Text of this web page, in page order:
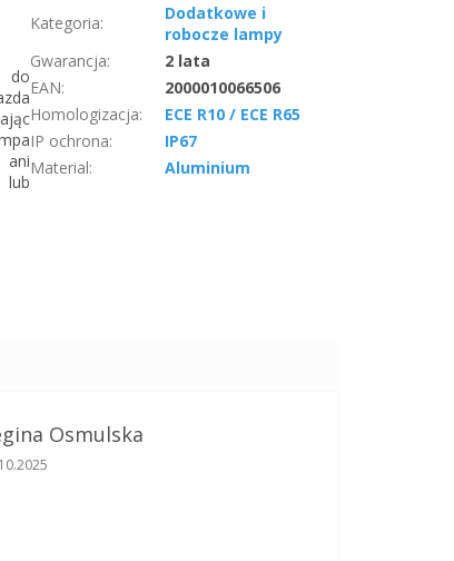
do
ani
lub
Kategoria:
Dodatkowe i
robocze lampy
Gwarancja:
2 lata
EAN:
2000010066506
Homologizacja:
ECE R10 / ECE R65
IP ochrona:
IP67
Material: Aluminium
Osmulska
sklepu to 5 na 5 gwiazdek.